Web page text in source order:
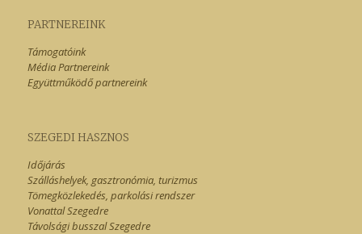
PARTNEREINK
Támogatóink
Média Partnereink
Együttműködő partnereink
SZEGEDI HASZNOS
Időjárás
Szálláshelyek, gasztronómia, turizmus
Tömegközlekedés, parkolási rendszer
Vonattal Szegedre
Távolsági busszal Szegedre